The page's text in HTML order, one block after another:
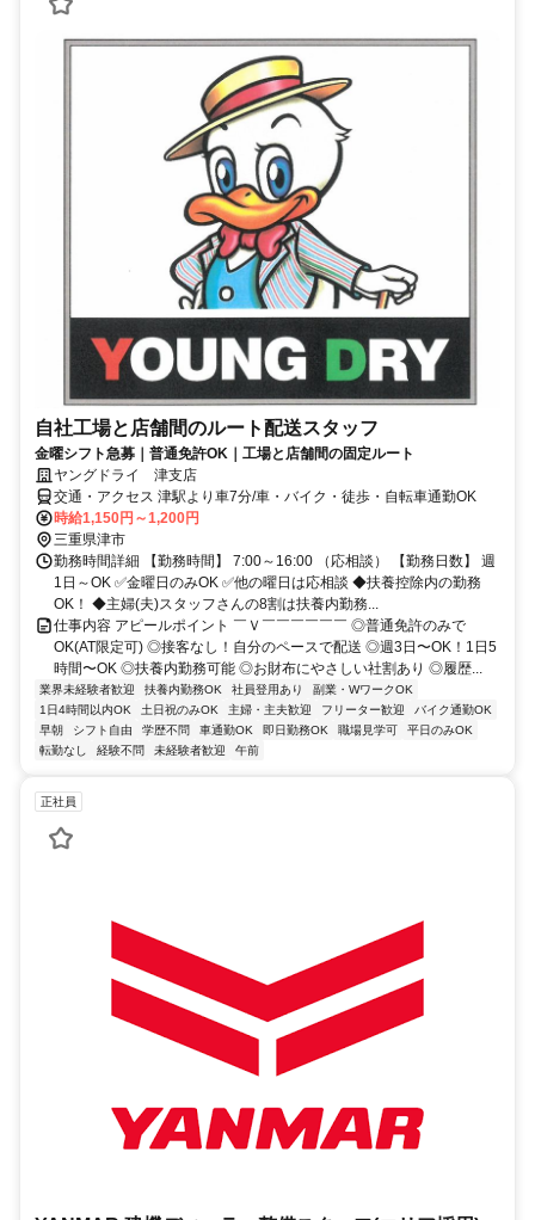
自社工場と店舗間のルート配送スタッフ
金曜シフト急募｜普通免許OK｜工場と店舗間の固定ルート
ヤングドライ 津支店
交通・アクセス 津駅より車7分/車・バイク・徒歩・自転車通勤OK
時給1,150円～1,200円
三重県津市
勤務時間詳細 【勤務時間】 7:00～16:00 （応相談） 【勤務日数】 週
1日～OK ✅金曜日のみOK ✅他の曜日は応相談 ◆扶養控除内の勤務
OK！ ◆主婦(夫)スタッフさんの8割は扶養内勤務...
仕事内容 アピールポイント ￣Ｖ￣￣￣￣￣￣ ◎普通免許のみで
OK(AT限定可) ◎接客なし！自分のペースで配送 ◎週3日〜OK！1日5
時間〜OK ◎扶養内勤務可能 ◎お財布にやさしい社割あり ◎履歴...
業界未経験者歓迎 扶養内勤務OK 社員登用あり
副業・WワークOK
1日4時間以内OK
土日祝のみOK 主婦・主夫歓迎 フリーター歓迎
バイク通勤OK
早朝
シフト自由 学歴不問 車通勤OK 即日勤務OK 職場見学可
平日のみOK
転勤なし
経験不問 未経験者歓迎 午前
正社員